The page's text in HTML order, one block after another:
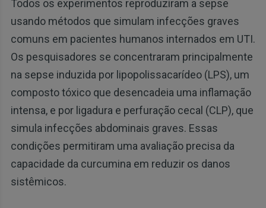
Todos os experimentos reproduziram a sepse
usando métodos que simulam infecções graves
comuns em pacientes humanos internados em UTI.
Os pesquisadores se concentraram principalmente
na sepse induzida por lipopolissacarídeo (LPS), um
composto tóxico que desencadeia uma inflamação
intensa, e por ligadura e perfuração cecal (CLP), que
simula infecções abdominais graves. Essas
condições permitiram uma avaliação precisa da
capacidade da curcumina em reduzir os danos
sistêmicos.